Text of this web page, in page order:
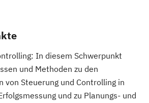
In diesem Schwerpunkt
und Methoden zu den
von Steuerung und Controlling in
und zu Planungs- und